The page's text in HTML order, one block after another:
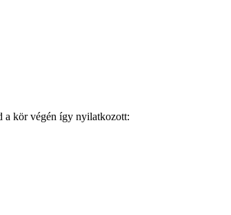
a kör végén így nyilatkozott: